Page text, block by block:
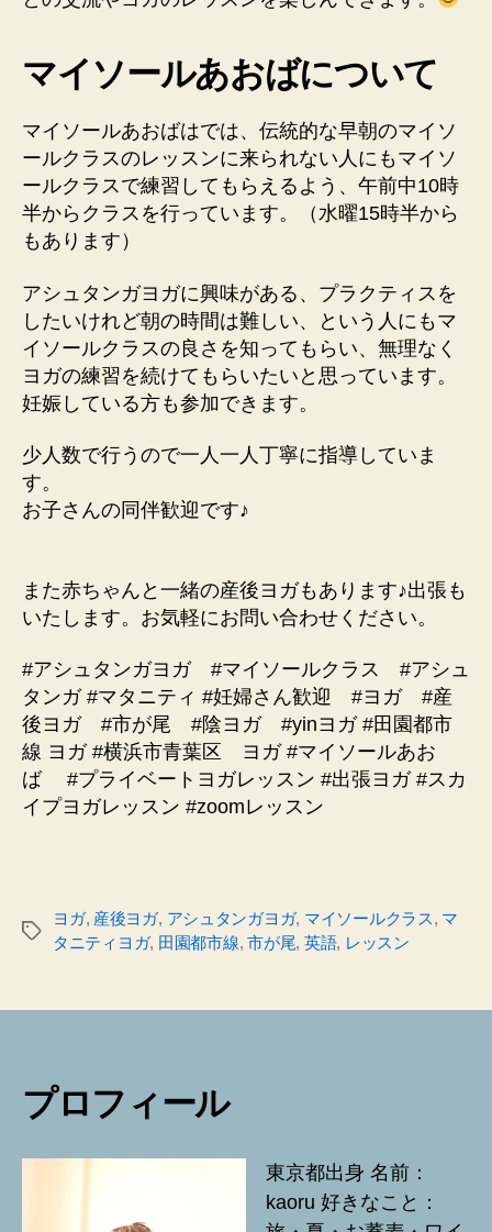
マイソールあおばについて
マイソールあおばはでは、伝統的な早朝のマイソ
ールクラスのレッスンに来られない人にもマイソ
ールクラスで練習してもらえるよう、午前中10時
半からクラスを行っています。（水曜15時半から
もあります）
アシュタンガヨガに興味がある、プラクティスを
したいけれど朝の時間は難しい、という人にもマ
イソールクラスの良さを知ってもらい、無理なく
ヨガの練習を続けてもらいたいと思っています。
妊娠している方も参加できます。
少人数で行うので一人一人丁寧に指導していま
す。
お子さんの同伴歓迎です♪
また赤ちゃんと一緒の産後ヨガもあります♪出張も
いたします。お気軽にお問い合わせください。
#アシュタンガヨガ #マイソールクラス #アシュ
タンガ #マタニティ #妊婦さん歓迎 #ヨガ #産
後ヨガ #市が尾 #陰ヨガ #yinヨガ #田園都市
線 ヨガ #横浜市青葉区 ヨガ #マイソールあお
ば #プライベートヨガレッスン #出張ヨガ #スカ
イプヨガレッスン #zoomレッスン
タ
ヨガ, 産後ヨガ, アシュタンガヨガ, マイソールクラス, マ
タニティヨガ, 田園都市線,市が尾, 英語, レッスン
プロフィール
東京都出身 名前：
kaoru 好きなこと：